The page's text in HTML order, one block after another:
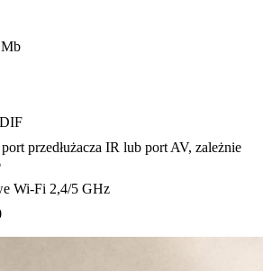
przedłużacza IR lub port AV, zależnie
Wi-Fi 2,4/5 GHz